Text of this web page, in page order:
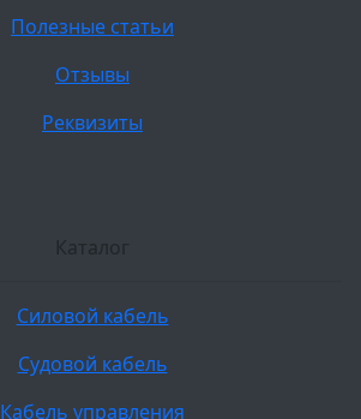
Полезные статьи
Отзывы
Реквизиты
Каталог
Силовой кабель
Судовой кабель
Кабель управления